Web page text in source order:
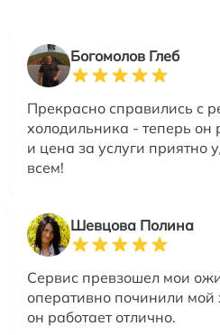
Богомолов Глеб
Прекрасно справились с
холодильника - теперь он
и цена за услуги приятно
всем!
Шевцова Полина
Сервис превзошел мои
оперативно починили мой
он работает отлично.